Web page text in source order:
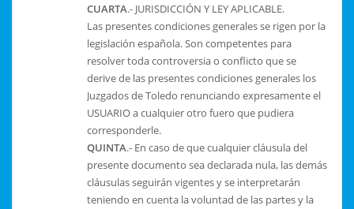
CUARTA.- JURISDICCIÓN Y LEY APLICABLE.
Las presentes condiciones generales se rigen por la
legislación española. Son competentes para
resolver toda controversia o conflicto que se
derive de las presentes condiciones generales los
Juzgados de Toledo renunciando expresamente el
USUARIO a cualquier otro fuero que pudiera
corresponderle.
QUINTA.- En caso de que cualquier cláusula del
presente documento sea declarada nula, las demás
cláusulas seguirán vigentes y se interpretarán
teniendo en cuenta la voluntad de las partes y la